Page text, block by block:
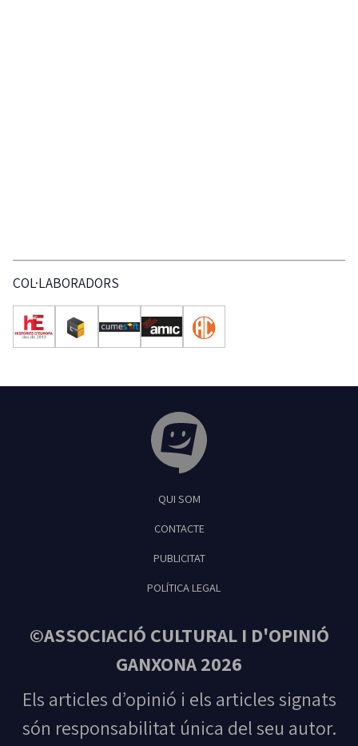
COL·LABORADORS
Feliu de Guíxols
QUI SOM
CONTACTE
PUBLICITAT
POLÍTICA LEGAL
©ASSOCIACIÓ CULTURAL I D'OPINIÓ
GANXONA 2026
Els articles d’opinió i els articles signats
són responsabilitat única del seu autor.